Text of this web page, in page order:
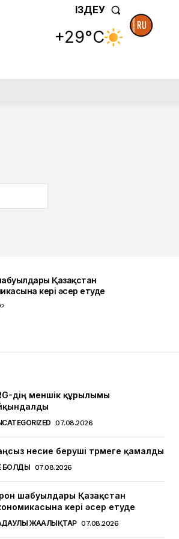
ІЗДЕУ
+29°C
Қазақстан
кері әсер етуде
дің меншік құрылымы
07.08.2026
несие беруші түрмеге қамалды
БОЛДЫ 07.08.2026
шабуылдары Қазақстан
кері әсер етуде
ЖАҢАЛЫҚТАР 07.08.2026